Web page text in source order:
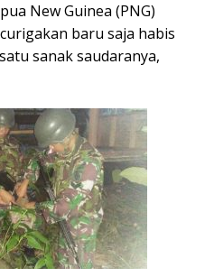
New Guinea (PNG)
baru saja habis
sanak saudaranya,